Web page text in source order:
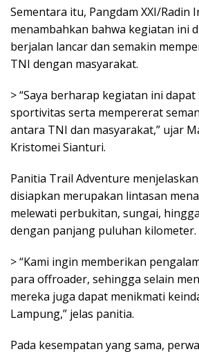
Sementara itu, Pangdam XXI/Radin
menambahkan bahwa kegiatan ini
berjalan lancar dan semakin
TNI dengan masyarakat.
> “Saya berharap kegiatan ini
sportivitas serta mempererat
antara TNI dan masyarakat,” ujar
Kristomei Sianturi.
Panitia Trail Adventure
disiapkan merupakan lintasan
melewati perbukitan, sungai,
dengan panjang puluhan kilometer.
> “Kami ingin memberikan
para offroader, sehingga selain
mereka juga dapat menikmati
Lampung,” jelas panitia.
Pada kesempatan yang sama,